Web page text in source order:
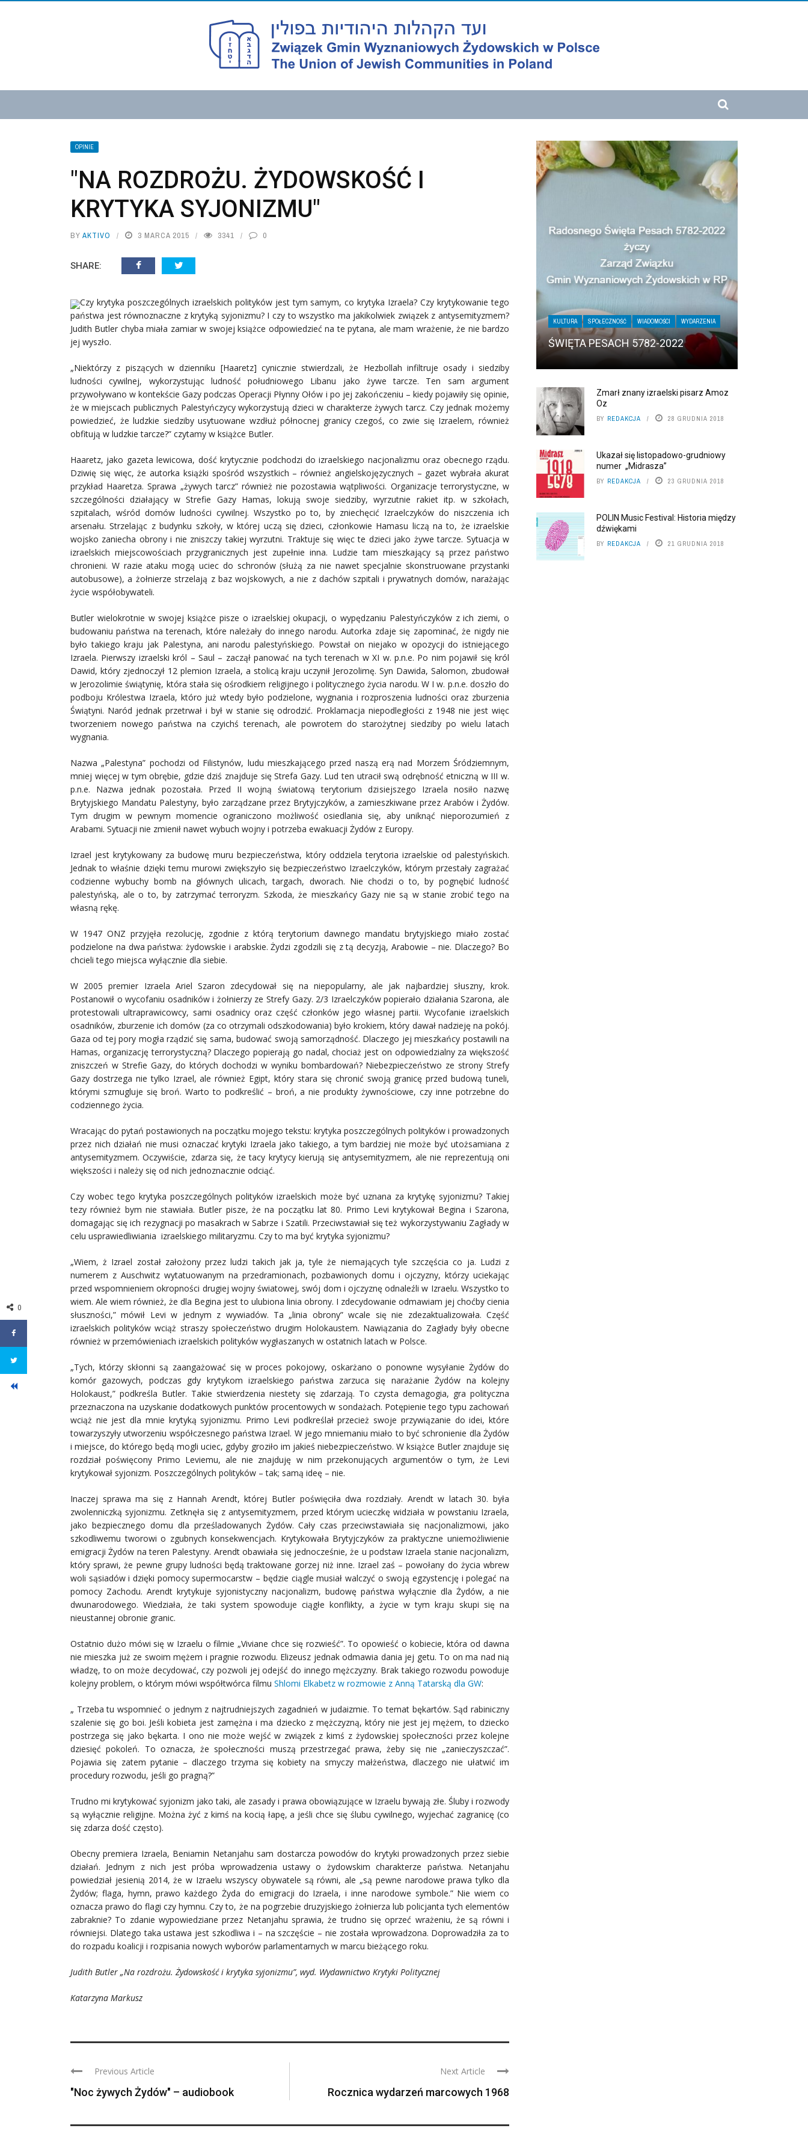
OPINIE
"NA ROZDROŻU. ŻYDOWSKOŚĆ I
KRYTYKA SYJONIZMU"
BY AKTIVO 3 MARCA 2015 3341 0
SHARE:
Czy krytyka poszczególnych izraelskich polityków jest tym samym, co krytyka Izraela? Czy krytykowanie tego
państwa jest równoznaczne z krytyką syjonizmu? I czy to wszystko ma jakikolwiek związek z antysemityzmem?
Judith Butler chyba miała zamiar w swojej książce odpowiedzieć na te pytana, ale mam wrażenie, że nie bardzo
jej wyszło.
„Niektórzy z piszących w dzienniku [Haaretz] cynicznie stwierdzali, że Hezbollah infiltruje osady i siedziby
ludności cywilnej, wykorzystując ludność południowego Libanu jako żywe tarcze. Ten sam argument
przywoływano w kontekście Gazy podczas Operacji Płynny Ołów i po jej zakończeniu – kiedy pojawiły się opinie,
że w miejscach publicznych Palestyńczycy wykorzystują dzieci w charakterze żywych tarcz. Czy jednak możemy
powiedzieć, że ludzkie siedziby usytuowane wzdłuż północnej granicy czegoś, co zwie się Izraelem, również
obfitują w ludzkie tarcze?” czytamy w książce Butler.
Haaretz, jako gazeta lewicowa, dość krytycznie podchodzi do izraelskiego nacjonalizmu oraz obecnego rządu.
Dziwię się więc, że autorka książki spośród wszystkich – również angielskojęzycznych – gazet wybrała akurat
przykład Haaretza. Sprawa „żywych tarcz” również nie pozostawia wątpliwości. Organizacje terrorystyczne, w
szczególności działający w Strefie Gazy Hamas, lokują swoje siedziby, wyrzutnie rakiet itp. w szkołach,
szpitalach, wśród domów ludności cywilnej. Wszystko po to, by zniechęcić Izraelczyków do niszczenia ich
arsenału. Strzelając z budynku szkoły, w której uczą się dzieci, członkowie Hamasu liczą na to, że izraelskie
wojsko zaniecha obrony i nie zniszczy takiej wyrzutni. Traktuje się więc te dzieci jako żywe tarcze. Sytuacja w
izraelskich miejscowościach przygranicznych jest zupełnie inna. Ludzie tam mieszkający są przez państwo
chronieni. W razie ataku mogą uciec do schronów (służą za nie nawet specjalnie skonstruowane przystanki
autobusowe), a żołnierze strzelają z baz wojskowych, a nie z dachów szpitali i prywatnych domów, narażając
życie współobywateli.
Butler wielokrotnie w swojej książce pisze o izraelskiej okupacji, o wypędzaniu Palestyńczyków z ich ziemi, o
budowaniu państwa na terenach, które należały do innego narodu. Autorka zdaje się zapominać, że nigdy nie
było takiego kraju jak Palestyna, ani narodu palestyńskiego. Powstał on niejako w opozycji do istniejącego
Izraela. Pierwszy izraelski król – Saul – zaczął panować na tych terenach w XI w. p.n.e. Po nim pojawił się król
Dawid, który zjednoczył 12 plemion Izraela, a stolicą kraju uczynił Jerozolimę. Syn Dawida, Salomon, zbudował
w Jerozolimie świątynię, która stała się ośrodkiem religijnego i politycznego życia narodu. W I w. p.n.e. doszło do
podboju Królestwa Izraela, któro już wtedy było podzielone, wygnania i rozproszenia ludności oraz zburzenia
Świątyni. Naród jednak przetrwał i był w stanie się odrodzić. Proklamacja niepodległości z 1948 nie jest więc
tworzeniem nowego państwa na czyichś terenach, ale powrotem do starożytnej siedziby po wielu latach
wygnania.
Nazwa „Palestyna” pochodzi od Filistynów, ludu mieszkającego przed naszą erą nad Morzem Śródziemnym,
mniej więcej w tym obrębie, gdzie dziś znajduje się Strefa Gazy. Lud ten utracił swą odrębność etniczną w III w.
p.n.e. Nazwa jednak pozostała. Przed II wojną światową terytorium dzisiejszego Izraela nosiło nazwę
Brytyjskiego Mandatu Palestyny, było zarządzane przez Brytyjczyków, a zamieszkiwane przez Arabów i Żydów.
Tym drugim w pewnym momencie ograniczono możliwość osiedlania się, aby uniknąć nieporozumień z
Arabami. Sytuacji nie zmienił nawet wybuch wojny i potrzeba ewakuacji Żydów z Europy.
Izrael jest krytykowany za budowę muru bezpieczeństwa, który oddziela terytoria izraelskie od palestyńskich.
Jednak to właśnie dzięki temu murowi zwiększyło się bezpieczeństwo Izraelczyków, którym przestały zagrażać
codzienne wybuchy bomb na głównych ulicach, targach, dworach. Nie chodzi o to, by pognębić ludność
palestyńską, ale o to, by zatrzymać terroryzm. Szkoda, że mieszkańcy Gazy nie są w stanie zrobić tego na
własną rękę.
W 1947 ONZ przyjęła rezolucję, zgodnie z którą terytorium dawnego mandatu brytyjskiego miało zostać
podzielone na dwa państwa: żydowskie i arabskie. Żydzi zgodzili się z tą decyzją, Arabowie – nie. Dlaczego? Bo
chcieli tego miejsca wyłącznie dla siebie.
W 2005 premier Izraela Ariel Szaron zdecydował się na niepopularny, ale jak najbardziej słuszny, krok.
Postanowił o wycofaniu osadników i żołnierzy ze Strefy Gazy. 2/3 Izraelczyków popierało działania Szarona, ale
protestowali ultraprawicowcy, sami osadnicy oraz część członków jego własnej partii. Wycofanie izraelskich
osadników, zburzenie ich domów (za co otrzymali odszkodowania) było krokiem, który dawał nadzieję na pokój.
Gaza od tej pory mogła rządzić się sama, budować swoją samorządność. Dlaczego jej mieszkańcy postawili na
Hamas, organizację terrorystyczną? Dlaczego popierają go nadal, chociaż jest on odpowiedzialny za większość
zniszczeń w Strefie Gazy, do których dochodzi w wyniku bombardowań? Niebezpieczeństwo ze strony Strefy
Gazy dostrzega nie tylko Izrael, ale również Egipt, który stara się chronić swoją granicę przed budową tuneli,
którymi szmugluje się broń. Warto to podkreślić – broń, a nie produkty żywnościowe, czy inne potrzebne do
codziennego życia.
Wracając do pytań postawionych na początku mojego tekstu: krytyka poszczególnych polityków i prowadzonych
przez nich działań nie musi oznaczać krytyki Izraela jako takiego, a tym bardziej nie może być utożsamiana z
antysemityzmem. Oczywiście, zdarza się, że tacy krytycy kierują się antysemityzmem, ale nie reprezentują oni
większości i należy się od nich jednoznacznie odciąć.
Czy wobec tego krytyka poszczególnych polityków izraelskich może być uznana za krytykę syjonizmu? Takiej
tezy również bym nie stawiała. Butler pisze, że na początku lat 80. Primo Levi krytykował Begina i Szarona,
domagając się ich rezygnacji po masakrach w Sabrze i Szatili. Przeciwstawiał się też wykorzystywaniu Zagłady w
celu usprawiedliwiania izraelskiego militaryzmu. Czy to ma być krytyka syjonizmu?
„Wiem, ż Izrael został założony przez ludzi takich jak ja, tyle że niemających tyle szczęścia co ja. Ludzi z
numerem z Auschwitz wytatuowanym na przedramionach, pozbawionych domu i ojczyzny, którzy uciekając
przed wspomnieniem okropności drugiej wojny światowej, swój dom i ojczyznę odnaleźli w Izraelu. Wszystko to
wiem. Ale wiem również, że dla Begina jest to ulubiona linia obrony. I zdecydowanie odmawiam jej choćby cienia
słuszności,” mówił Levi w jednym z wywiadów. Ta „linia obrony” wcale się nie zdezaktualizowała. Część
izraelskich polityków wciąż straszy społeczeństwo drugim Holokaustem. Nawiązania do Zagłady były obecne
również w przemówieniach izraelskich polityków wygłaszanych w ostatnich latach w Polsce.
„Tych, którzy skłonni są zaangażować się w proces pokojowy, oskarżano o ponowne wysyłanie Żydów do
komór gazowych, podczas gdy krytykom izraelskiego państwa zarzuca się narażanie Żydów na kolejny
Holokaust,” podkreśla Butler. Takie stwierdzenia niestety się zdarzają. To czysta demagogia, gra polityczna
przeznaczona na uzyskanie dodatkowych punktów procentowych w sondażach. Potępienie tego typu zachowań
wciąż nie jest dla mnie krytyką syjonizmu. Primo Levi podkreślał przecież swoje przywiązanie do idei, które
towarzyszyły utworzeniu współczesnego państwa Izrael. W jego mniemaniu miało to być schronienie dla Żydów
i miejsce, do którego będą mogli uciec, gdyby groziło im jakieś niebezpieczeństwo. W książce Butler znajduje się
rozdział poświęcony Primo Leviemu, ale nie znajduję w nim przekonujących argumentów o tym, że Levi
krytykował syjonizm. Poszczególnych polityków – tak; samą ideę – nie.
Inaczej sprawa ma się z Hannah Arendt, której Butler poświęciła dwa rozdziały. Arendt w latach 30. była
zwolenniczką syjonizmu. Zetknęła się z antysemityzmem, przed którym ucieczkę widziała w powstaniu Izraela,
jako bezpiecznego domu dla prześladowanych Żydów. Cały czas przeciwstawiała się nacjonalizmowi, jako
szkodliwemu tworowi o zgubnych konsekwencjach. Krytykowała Brytyjczyków za praktyczne uniemożliwienie
emigracji Żydów na teren Palestyny. Arendt obawiała się jednocześnie, że u podstaw Izraela stanie nacjonalizm,
który sprawi, że pewne grupy ludności będą traktowane gorzej niż inne. Izrael zaś – powołany do życia wbrew
woli sąsiadów i dzięki pomocy supermocarstw – będzie ciągle musiał walczyć o swoją egzystencję i polegać na
pomocy Zachodu. Arendt krytykuje syjonistyczny nacjonalizm, budowę państwa wyłącznie dla Żydów, a nie
dwunarodowego. Wiedziała, że taki system spowoduje ciągłe konflikty, a życie w tym kraju skupi się na
nieustannej obronie granic.
Ostatnio dużo mówi się w Izraelu o filmie „Viviane chce się rozwieść”. To opowieść o kobiecie, która od dawna
nie mieszka już ze swoim mężem i pragnie rozwodu. Elizeusz jednak odmawia dania jej getu. To on ma nad nią
władzę, to on może decydować, czy pozwoli jej odejść do innego mężczyzny. Brak takiego rozwodu powoduje
kolejny problem, o którym mówi współtwórca filmu Shlomi Elkabetz w rozmowie z Anną Tatarską dla GW:
„ Trzeba tu wspomnieć o jednym z najtrudniejszych zagadnień w judaizmie. To temat bękartów. Sąd rabiniczny
szalenie się go boi. Jeśli kobieta jest zamężna i ma dziecko z mężczyzną, który nie jest jej mężem, to dziecko
postrzega się jako bękarta. I ono nie może wejść w związek z kimś z żydowskiej społeczności przez kolejne
dziesięć pokoleń. To oznacza, że społeczności muszą przestrzegać prawa, żeby się nie „zanieczyszczać”.
Pojawia się zatem pytanie – dlaczego trzyma się kobiety na smyczy małżeństwa, dlaczego nie ułatwić im
procedury rozwodu, jeśli go pragną?”
Trudno mi krytykować syjonizm jako taki, ale zasady i prawa obowiązujące w Izraelu bywają złe. Śluby i rozwody
są wyłącznie religijne. Można żyć z kimś na kocią łapę, a jeśli chce się ślubu cywilnego, wyjechać zagranicę (co
się zdarza dość często).
Obecny premiera Izraela, Beniamin Netanjahu sam dostarcza powodów do krytyki prowadzonych przez siebie
działań. Jednym z nich jest próba wprowadzenia ustawy o żydowskim charakterze państwa. Netanjahu
powiedział jesienią 2014, że w Izraelu wszyscy obywatele są równi, ale „są pewne narodowe prawa tylko dla
Żydów; flaga, hymn, prawo każdego Żyda do emigracji do Izraela, i inne narodowe symbole.” Nie wiem co
oznacza prawo do flagi czy hymnu. Czy to, że na pogrzebie druzyjskiego żołnierza lub policjanta tych elementów
zabraknie? To zdanie wypowiedziane przez Netanjahu sprawia, że trudno się oprzeć wrażeniu, że są równi i
równiejsi. Dlatego taka ustawa jest szkodliwa i – na szczęście – nie została wprowadzona. Doprowadziła za to
do rozpadu koalicji i rozpisania nowych wyborów parlamentarnych w marcu bieżącego roku.
Judith Butler „Na rozdrożu. Żydowskość i krytyka syjonizmu”, wyd. Wydawnictwo Krytyki Politycznej
Katarzyna Markusz
Previous Article
"Noc żywych Żydów" – audiobook
Next Article
Rocznica wydarzeń marcowych 1968
0
KULTURA SPOŁECZNOŚĆ WIADOMOŚCI WYDARZENIA
ŚWIĘTA PESACH 5782-2022
Zmarł znany izraelski pisarz Amoz
Oz
BY REDAKCJA 28 GRUDNIA 2018
Ukazał się listopadowo-grudniowy
numer „Midrasza”
BY REDAKCJA 23 GRUDNIA 2018
POLIN Music Festival: Historia między
dźwiękami
BY REDAKCJA 21 GRUDNIA 2018